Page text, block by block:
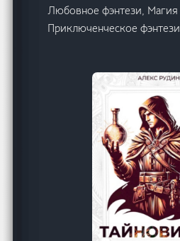
Любовное фэнтези,
Приключенческое